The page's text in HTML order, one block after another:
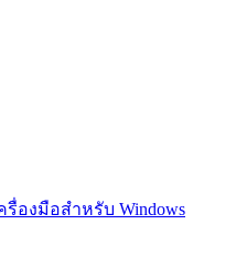
องมือสำหรับ Windows